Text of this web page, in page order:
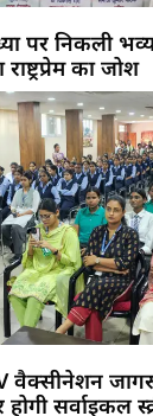
पर निकली भव्य
का जोश
वैक्सीनेशन
होगी सर्वाइकल